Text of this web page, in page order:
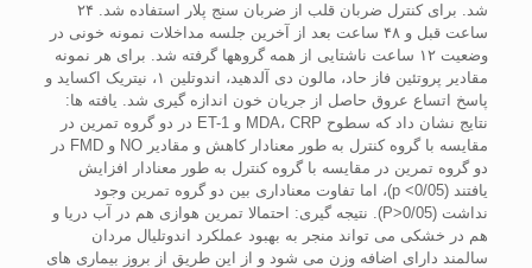
شد. برای کنترل ضربان قلب از ضربان سنج پلار استفاده شد. ۲۴
ساعت قبل و ۴۸ ساعت بعد از آخرین جلسه مداخلات نمونه خونی در
وضعیت ۱۲ ساعت ناشتایی از همه گروه­ها گرفته شد. برای هر نمونه
مقادیر پروتئین فاز حاد، مالون دی آلدهید، اندوتلین ۱، نیتریک اکساید و
پاسخ اتساع عروق حاصل از جریان خون اندازه گیری شد. یافته ها:
نتایج نشان داد که سطوح MDA، CRP و ET-1 در دو گروه تمرین در
مقایسه با گروه کنترل به طور معنادار کاهش و مقادیر NO و FMD در
دو گروه تمرین در مقایسه با گروه کنترل به طور معنادار افزایش
یافتند (p <0/05)، اما تفاوت معناداری بین دو گروه تمرین وجود
نداشت (P>0/05). نتیجه گیری: احتمالا تمرین هوازی هم در آب دریا و
هم در خشکی می­ تواند منجر به بهبود عملکرد اندوتلیال مردان
سالمند دارای اضافه وزن می­ شود و از این طریق از بروز بیماری­ های